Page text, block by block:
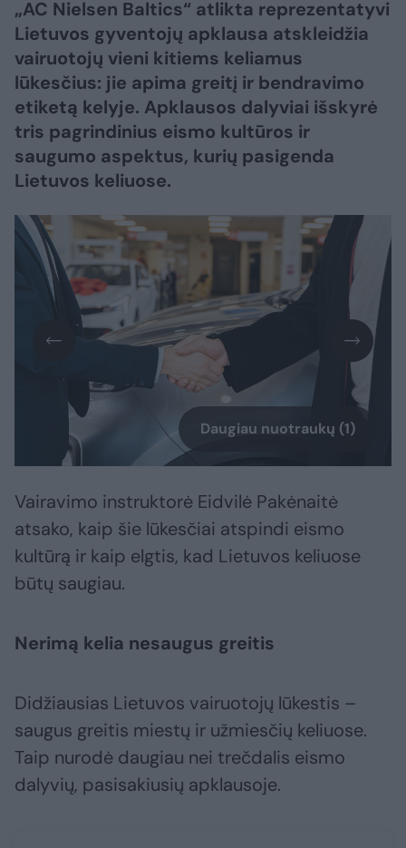
„AC Nielsen Baltics“ atlikta reprezentatyvi
Lietuvos gyventojų apklausa atskleidžia
vairuotojų vieni kitiems keliamus
lūkesčius: jie apima greitį ir bendravimo
etiketą kelyje. Apklausos dalyviai išskyrė
tris pagrindinius eismo kultūros ir
saugumo aspektus, kurių pasigenda
Lietuvos keliuose.
Daugiau nuotraukų (1)
Vairavimo instruktorė Eidvilė Pakėnaitė
atsako, kaip šie lūkesčiai atspindi eismo
kultūrą ir kaip elgtis, kad Lietuvos keliuose
būtų saugiau.
Nerimą kelia nesaugus greitis
Didžiausias Lietuvos vairuotojų lūkestis –
saugus greitis miestų ir užmiesčių keliuose.
Taip nurodė daugiau nei trečdalis eismo
dalyvių, pasisakiusių apklausoje.